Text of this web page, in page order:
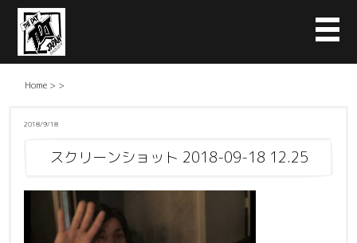
Home > >
2018/9/18
スクリーンショット 2018-09-18 12.25